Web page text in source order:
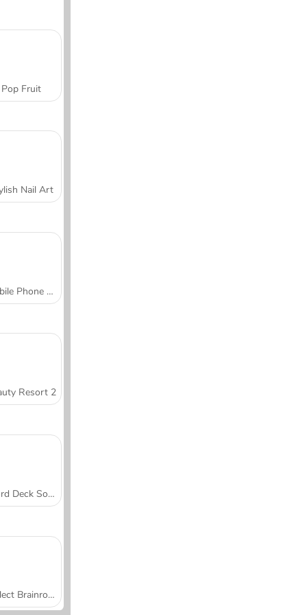
Pop Fruit
Nail Art
Mobile Phone Case Design & DIY
Resort 2
Word Deck Solitaire
Collect Brainrot Arena